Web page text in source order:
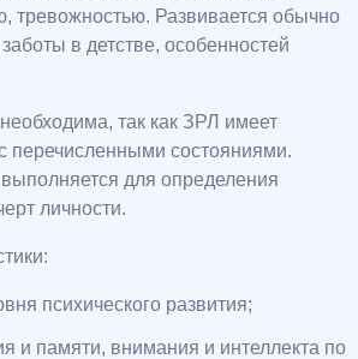
тревожностью. Развивается обычно
заботы в детстве, особенностей
так как ЗРЛ имеет
перечисленными состояниями.
для определения
личности.
психического развития;
и памяти, внимания и интеллекта по